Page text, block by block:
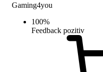
Gaming4you
100%
Feedback pozitiv